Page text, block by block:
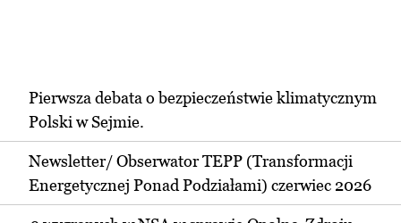
Pierwsza debata o bezpieczeństwie klimatycznym
Polski w Sejmie.
Newsletter/ Obserwator TEPP (Transformacji
Energetycznej Ponad Podziałami) czerwiec 2026